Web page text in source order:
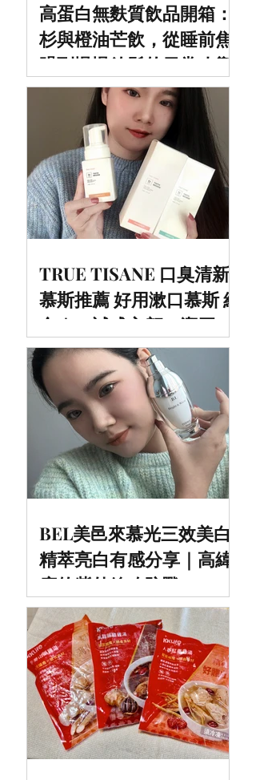
高蛋白無麩質飲品開箱：
杉與橙油芒飲，從睡前焦
躁到慢慢放鬆的日常改變
TRUE TISANE 口臭清新
慕斯推薦 好用漱口慕斯 組
合｜一試成主顧！潔牙慕
斯評價大公開
BEL美邑來慕光三效美白
精萃亮白有感分享｜高緯
度的紫外線攻防戰